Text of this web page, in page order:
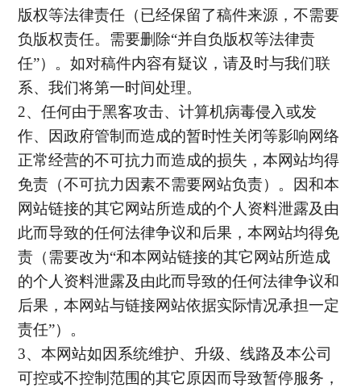
版权等法律责任（已经保留了稿件来源，不需要
负版权责任。需要删除“并自负版权等法律责
任”）。如对稿件内容有疑议，请及时与我们联
系、我们将第一时间处理。
2、任何由于黑客攻击、计算机病毒侵入或发
作、因政府管制而造成的暂时性关闭等影响网络
正常经营的不可抗力而造成的损失，本网站均得
免责（不可抗力因素不需要网站负责）。因和本
网站链接的其它网站所造成的个人资料泄露及由
此而导致的任何法律争议和后果，本网站均得免
责（需要改为“和本网站链接的其它网站所造成
的个人资料泄露及由此而导致的任何法律争议和
后果，本网站与链接网站依据实际情况承担一定
责任”）。
3、本网站如因系统维护、升级、线路及本公司
可控或不控制范围的其它原因而导致暂停服务，